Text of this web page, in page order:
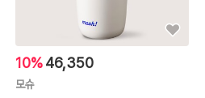
10%46,350
모슈